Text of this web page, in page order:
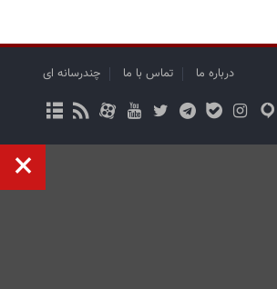
درباره ما تماس با ما چندرسانه ای